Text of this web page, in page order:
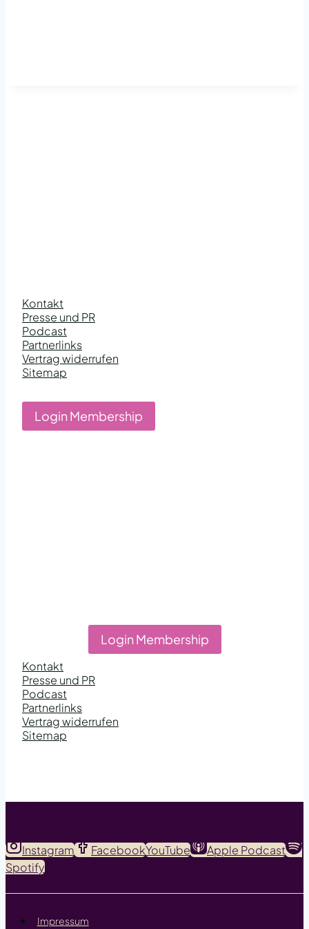
Kontakt
Presse und PR
Podcast
Partnerlinks
Vertrag widerrufen
Sitemap
Login Membership
Login Membership
Kontakt
Presse und PR
Podcast
Partnerlinks
Vertrag widerrufen
Sitemap
Instagram FacebookYouTube
Apple Podcast
Spotify
Impressum